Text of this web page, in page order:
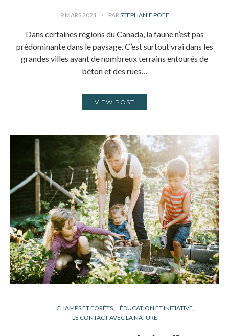
9 MARS 2021 PAR STEPHANIE POFF
Dans certaines régions du Canada, la faune n’est pas
prédominante dans le paysage. C’est surtout vrai dans les
grandes villes ayant de nombreux terrains entourés de
béton et des rues…
VIEW POST
CHAMPS ET FORÊTS
ÉDUCATION ET INITIATIVE
LE CONTACT AVEC LA NATURE